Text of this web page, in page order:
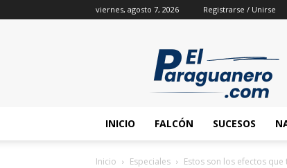
viernes, agosto 7, 2026 Registrarse / Unirse
INICIO FALCÓN SUCESOS
Inicio Especiales Estos son los efectos